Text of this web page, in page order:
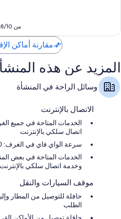
أخفاف القدمين للأطفال وأسرّة أطفال
تدوير المخلفات، ومصابيح إضاءة LED، ومواد تنظيف صديقة للبيئة
حمامات مزودة بدُش غزير وحوض
تلفزيونات بشاشة عالية الوضوح 40-بوصة مزودة بقنوات بريميوم
دواليب/خزائن ملابس، وخدمة تنظيف
من 2026/08/10 إلى 2026/08/11
مقارنة أماكن
المزيد عن هذه
وسائل الراحة في المنشأة
الاتصال بالإنترنت
الخدمات المتاحة في جميع
اتصال سلكي بالإنترنت
سرعة الواي فاي في الغرف: 50+ ميجابايت/الثانية
الخدمات المتاحة في بعض
وخدمة اتصال سلكي بالإنترنت
موقف السيارات والنقل
الطلب